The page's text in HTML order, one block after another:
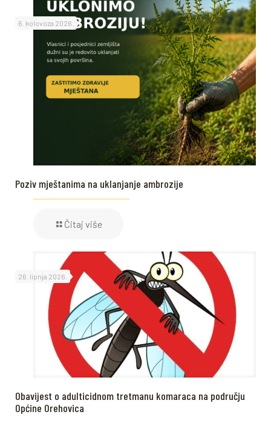
6. kolovoza 2026.
Poziv mještanima na uklanjanje ambrozije
Čitaj više
26. lipnja 2026.
Obavijest o adulticidnom tretmanu komaraca na području
Općine Orehovica